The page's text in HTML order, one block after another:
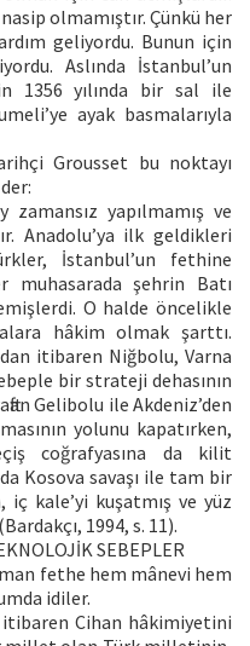
olmamıştır. Çünkü her
geliyordu. Bunun için
Aslında İstanbul’un
1356 yılında bir sal ile
ayak basmalarıyla
Grousset bu noktayı
yapılmamış ve
Anadolu’ya ilk geldikleri
İstanbul’un fethine
şehrin Batı
O halde öncelikle
hâkim olmak şarttı.
itibaren Niğbolu, Varna
bir strateji dehasının
Gelibolu ile Akdeniz’den
yolunu kapatırken,
coğrafyasına da kilit
Kosova savaşı ile tam bir
iç kale’yi kuşatmış ve yüz
1994, s. 11).
SEBEPLER
fethe hem mânevi hem
idiler.
itibaren Cihan hâkimiyetini